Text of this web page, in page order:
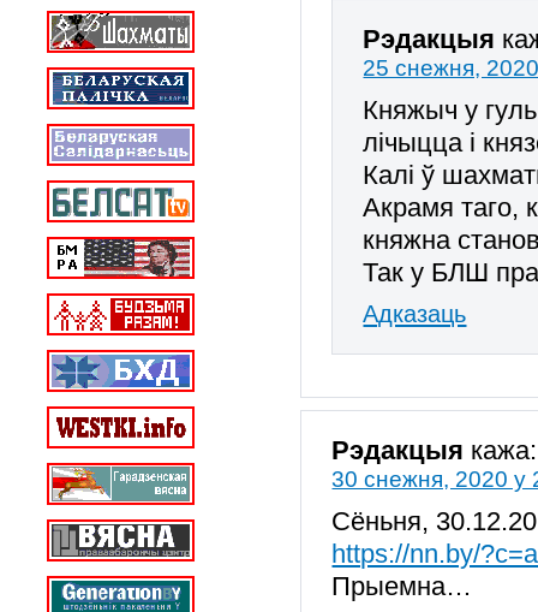
Рэдакцыя
25 снежня,
Княжыч у
лічыцца і
Калі ў
Акрамя таго,
княжна
Так у БЛШ
Адказаць
Рэдакцыя кажа:
30 снежня, 2020 у
Сёньня,
https://nn.by/
Прыемна…